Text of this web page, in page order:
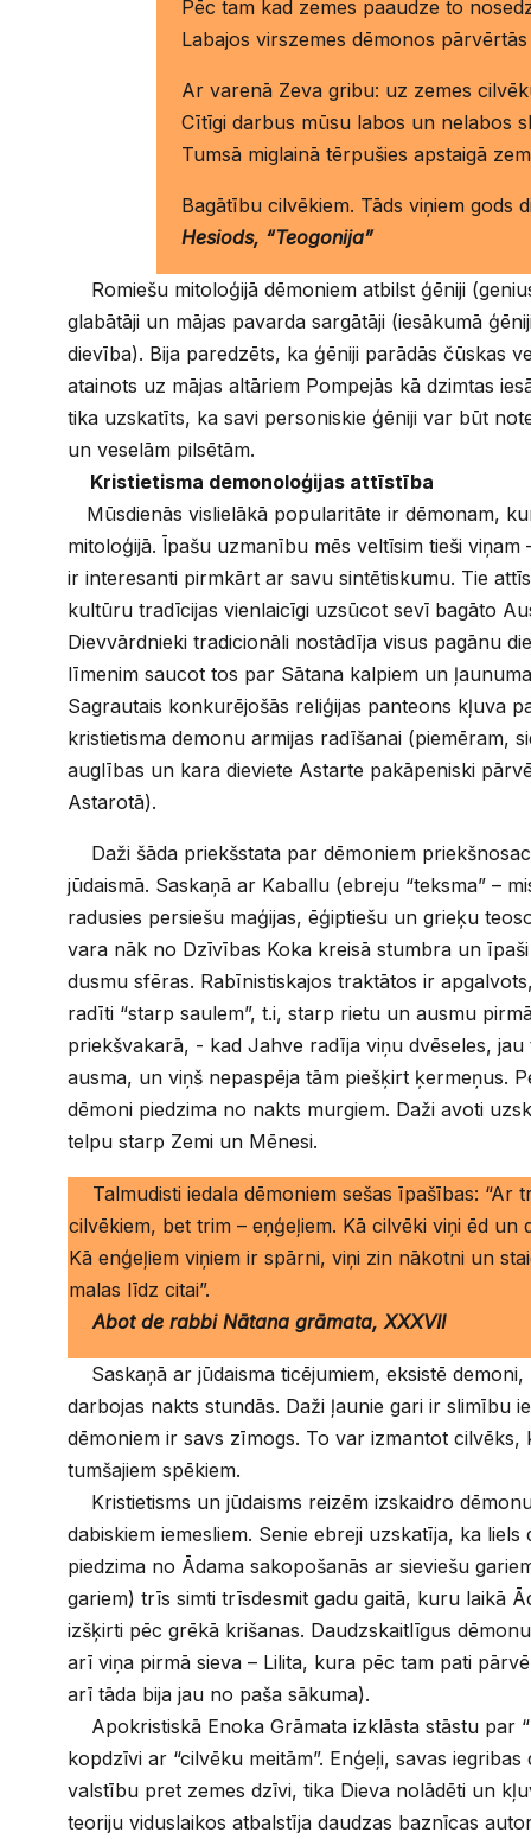
Pēc tam kad zemes paaudze to
Labajos virszemes dēmonos pārvērtās
Ar varenā Zeva gribu: uz zemes
Cītīgi darbus mūsu labos un nelabos
Tumsā miglainā tērpušies apstaigā
Bagātību cilvēkiem. Tāds viņiem gods
Hesiods, “Teogonija”
Romiešu mitoloģijā dēmoniem atbilst ģēniji
glabātāji un mājas pavarda sargātāji (iesākumā
dievība). Bija paredzēts, ka ģēniji parādās čūskas
atainots uz mājas altāriem Pompejās kā dzimtas
tika uzskatīts, ka savi personiskie ģēniji var būt
un veselām pilsētām.
Kristietisma demonoloģijas attīstība
Mūsdienās vislielākā popularitāte ir dēmonam,
mitoloģijā. Īpašu uzmanību mēs veltīsim tieši viņam
ir interesanti pirmkārt ar savu sintētiskumu. Tie
kultūru tradīcijas vienlaicīgi uzsūcot sevī bagāto
Dievvārdnieki tradicionāli nostādīja visus pagānu
līmenim saucot tos par Sātana kalpiem un
Sagrautais konkurējošās reliģijas panteons kļuva
kristietisma demonu armijas radīšanai (piemēram,
auglības un kara dieviete Astarte pakāpeniski
Astarotā).
Daži šāda priekšstata par dēmoniem
jūdaismā. Saskaņā ar Kaballu (ebreju “teksma” –
radusies persiešu maģijas, ēģiptiešu un grieķu
vara nāk no Dzīvības Koka kreisā stumbra un
dusmu sfēras. Rabīnistiskajos traktātos ir
radīti “starp saulem”, t.i, starp rietu un ausmu
priekšvakarā, - kad Jahve radīja viņu dvēseles, jau
ausma, un viņš nepaspēja tām piešķirt ķermeņus.
dēmoni piedzima no nakts murgiem. Daži avoti
telpu starp Zemi un Mēnesi.
Talmudisti iedala dēmoniem sešas īpašības: “Ar
cilvēkiem, bet trim – eņģeļiem. Kā cilvēki viņi ēd un
Kā enģeļiem viņiem ir spārni, viņi zin nākotni un
malas līdz citai”.
Abot de rabbi Nātana grāmata, XXXVII
Saskaņā ar jūdaisma ticējumiem, eksistē
darbojas nakts stundās. Daži ļaunie gari ir slimību
dēmoniem ir savs zīmogs. To var izmantot cilvēks,
tumšajiem spēkiem.
Kristietisms un jūdaisms reizēm izskaidro
dabiskiem iemesliem. Senie ebreji uzskatīja, ka
piedzima no Ādama sakopošanās ar sieviešu
gariem) trīs simti trīsdesmit gadu gaitā, kuru laikā
izšķirti pēc grēkā krišanas. Daudzskaitlīgus
arī viņa pirmā sieva – Lilita, kura pēc tam pati
arī tāda bija jau no paša sākuma).
Apokristiskā Enoka Grāmata izklāsta stāstu par
kopdzīvi ar “cilvēku meitām”. Enģeļi, savas
valstību pret zemes dzīvi, tika Dieva nolādēti un
teoriju viduslaikos atbalstīja daudzas baznīcas